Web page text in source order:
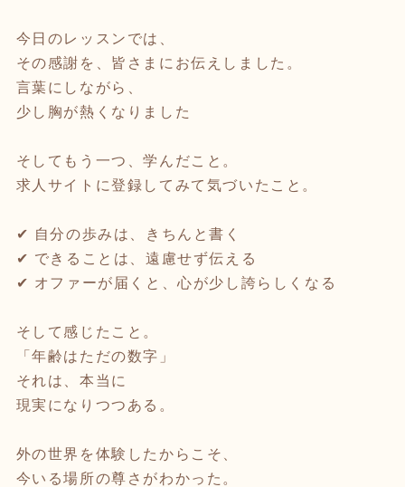
今日のレッスンでは、
その感謝を、皆さまにお伝えしました。
言葉にしながら、
少し胸が熱くなりました
そしてもう一つ、学んだこと。
求人サイトに登録してみて気づいたこと。
✔ 自分の歩みは、きちんと書く
✔ できることは、遠慮せず伝える
✔ オファーが届くと、心が少し誇らしくなる
そして感じたこと。
「年齢はただの数字」
それは、本当に
現実になりつつある。
外の世界を体験したからこそ、
今いる場所の尊さがわかった。